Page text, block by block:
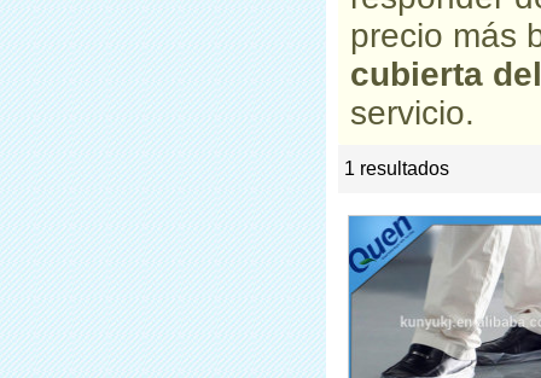
precio más
cubierta
servicio.
1 resultados